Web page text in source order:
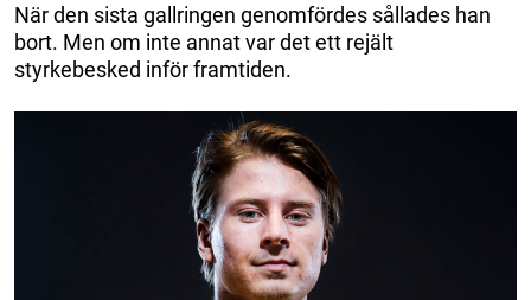
När den sista gallringen genomfördes sållades han
bort. Men om inte annat var det ett rejält
styrkebesked inför framtiden.